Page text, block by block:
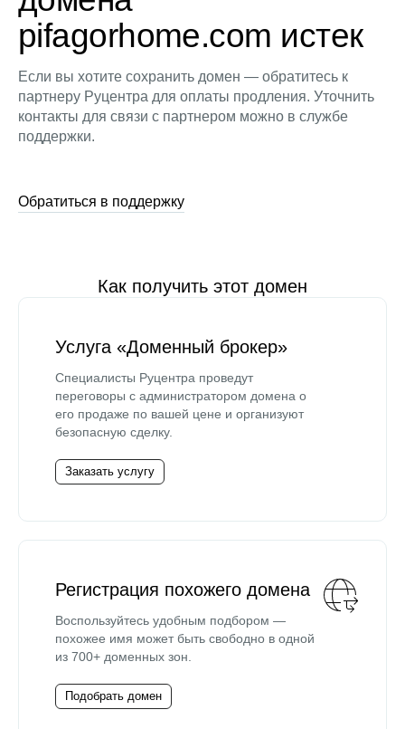
pifagorhome.com истек
Если вы хотите сохранить домен — обратитесь к
партнеру Руцентра для оплаты продления. Уточнить
контакты для связи с партнером можно в службе
поддержки.
Обратиться в поддержку
Как получить этот домен
Услуга «Доменный брокер»
Специалисты Руцентра проведут
переговоры с администратором домена о
его продаже по вашей цене и организуют
безопасную сделку.
Заказать услугу
Регистрация похожего домена
Воспользуйтесь удобным подбором —
похожее имя может быть свободно в одной
из 700+ доменных зон.
Подобрать домен